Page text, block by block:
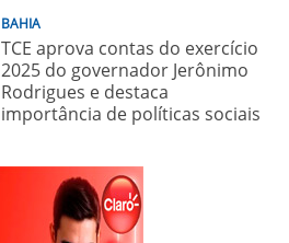
BAHIA
TCE aprova contas do exercício
2025 do governador Jerônimo
Rodrigues e destaca
importância de políticas sociais